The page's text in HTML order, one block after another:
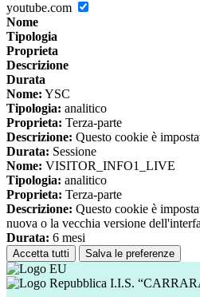
youtube.com
Nome
Tipologia
Proprieta
Descrizione
Durata
Nome: YSC
Tipologia: analitico
Proprieta: Terza-parte
Descrizione: Questo cookie è
Durata: Sessione
Nome: VISITOR_INFO1_LIVE
Tipologia: analitico
Proprieta: Terza-parte
Descrizione: Questo cookie è
nuova o la vecchia versione
Durata: 6 mesi
Accetta tutti Salva le preferenze
I.I.S.